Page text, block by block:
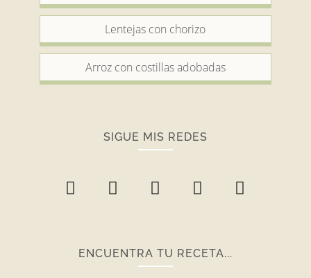
Lentejas con chorizo
Arroz con costillas adobadas
SIGUE MIS REDES
ENCUENTRA TU RECETA...